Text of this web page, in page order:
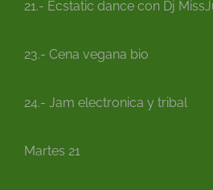
21.- Ecstatic dance con Dj
23.- Cena vegana bio
24.- Jam electronica y tribal
Martes 21